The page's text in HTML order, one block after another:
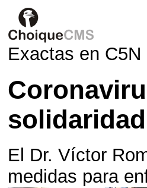
Exactas en C5N
solidaridad
El Dr. Víctor
medidas para